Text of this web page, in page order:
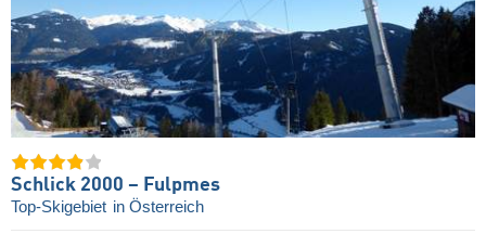
Schlick 2000 – Fulpmes
Top-Skigebiet in Österreich